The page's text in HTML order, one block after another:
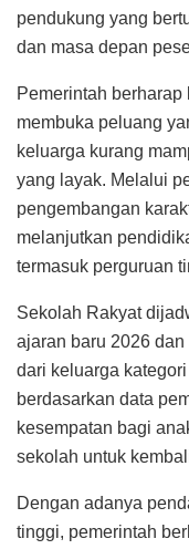
pendukung yang
dan masa depan
Pemerintah
membuka peluang
keluarga kurang
yang layak. Melalui
pengembangan
melanjutkan
termasuk perguruan
Sekolah Rakyat
ajaran baru 2026
dari keluarga
berdasarkan data
kesempatan bagi
sekolah untuk
Dengan adanya
tinggi, pemerintah